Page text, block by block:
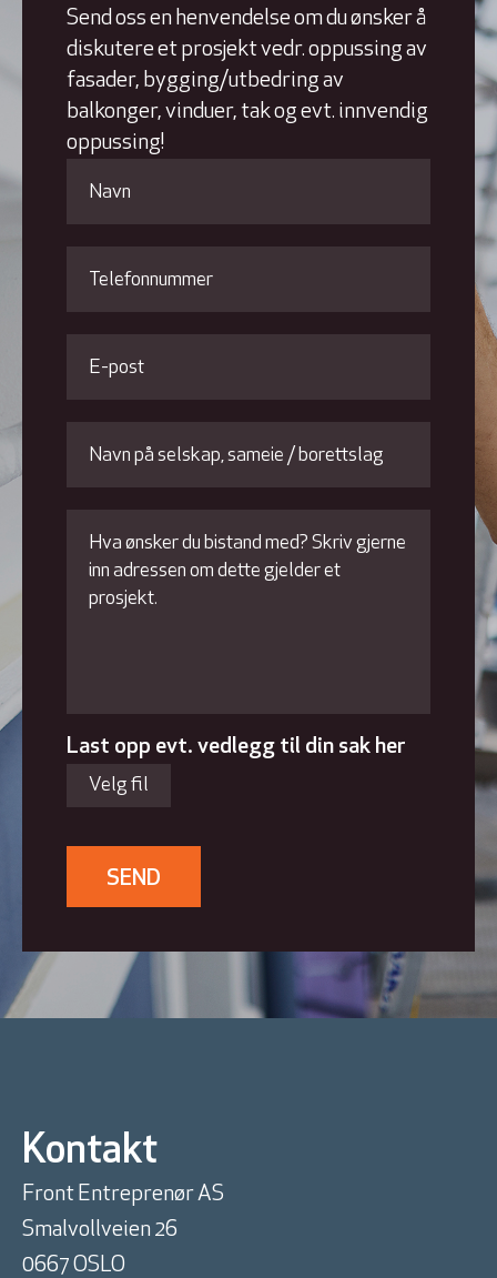
Send oss en henvendelse om du ønsker å
diskutere et prosjekt vedr. oppussing av
fasader, bygging/utbedring av
balkonger, vinduer, tak og evt. innvendig
oppussing!
Last opp evt. vedlegg til din sak her
Velg fil
SEND
Kontakt
Front Entreprenør AS
Smalvollveien 26
0667 OSLO